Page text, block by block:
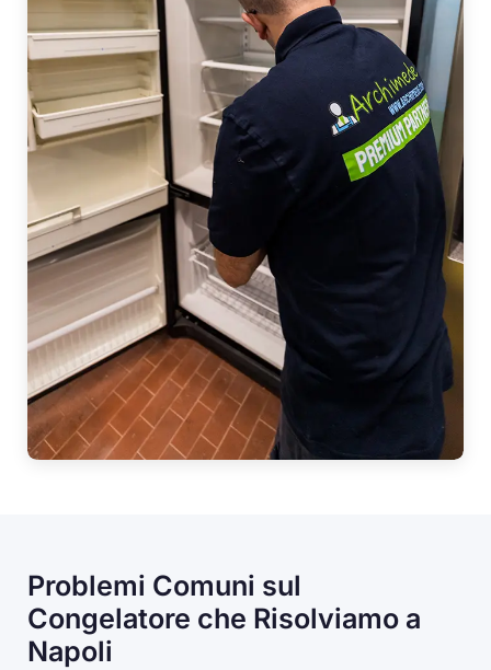
Problemi Comuni sul
Congelatore che Risolviamo a
Napoli